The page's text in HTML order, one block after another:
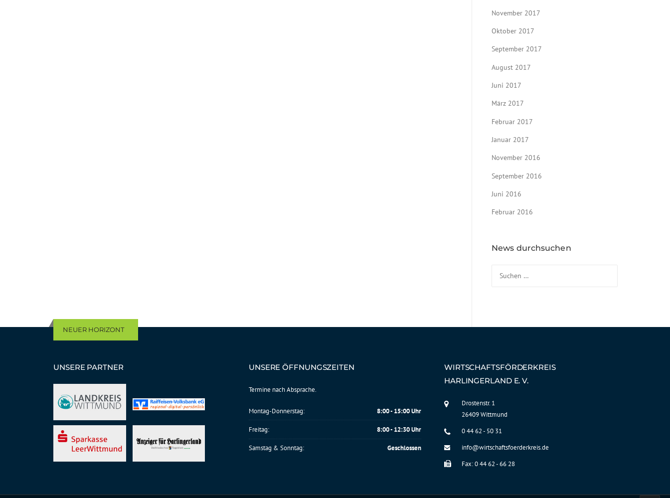
November 2017
Oktober 2017
September 2017
August 2017
Juni 2017
März 2017
Februar 2017
Januar 2017
November 2016
September 2016
Juni 2016
Februar 2016
News durchsuchen
NEUER HORIZONT
UNSERE PARTNER UNSERE ÖFFNUNGSZEITEN
Termine nach Absprache.
Montag-Donnerstag: 8:00 - 15:00 Uhr
Freitag: 8:00 - 12:30 Uhr
Samstag & Sonntag: Geschlossen
WIRTSCHAFTSFÖRDERKREIS
HARLINGERLAND E. V.
Drostenstr. 1
26409 Wittmund
0 44 62 - 50 31
info@wirtschaftsfoerderkreis.de
Fax: 0 44 62 - 66 28